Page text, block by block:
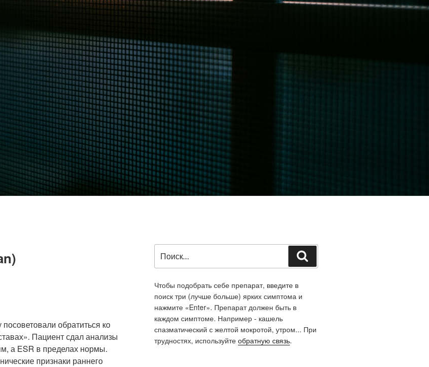
обратиться ко
Пациент сдал анализы
а ESR в пределах нормы.
признаки раннего
Чтобы подобрать себе препарат, введите в
поиск три (лучше больше) ярких симптома и
нажмите «Enter». Препарат должен быть в
каждом симптоме. Например - кашель
спазматический с желтой мокротой, утром... При
трудностях, используйте обратную связь.